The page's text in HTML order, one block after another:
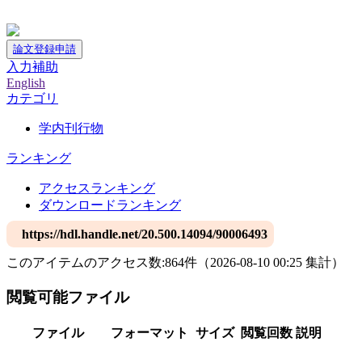
論文登録申請
入力補助
English
カテゴリ
学内刊行物
ランキング
アクセスランキング
ダウンロードランキング
https://hdl.handle.net/20.500.14094/90006493
このアイテムのアクセス数:864件 （2026-08-10 00:25 集計）
閲覧可能ファイル
ファイル フォーマット サイズ 閲覧回数 説明